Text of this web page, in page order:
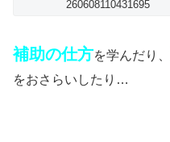
260608110431695
補助の仕方を学んだり、
をおさらいしたり…